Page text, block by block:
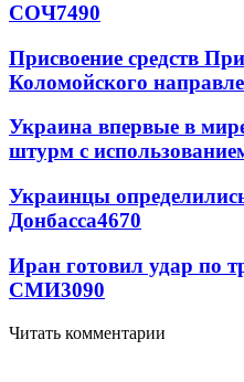
СОЧ7490
Присвоение средств
Коломойского
Украина впервые в
штурм с
Украинцы
Донбасса4670
Иран готовил удар по
СМИ3090
Читать комментарии